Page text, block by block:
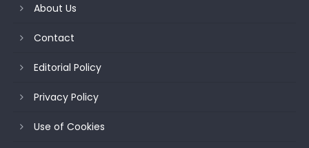
About Us
Contact
Editorial Policy
Privacy Policy
Use of Cookies